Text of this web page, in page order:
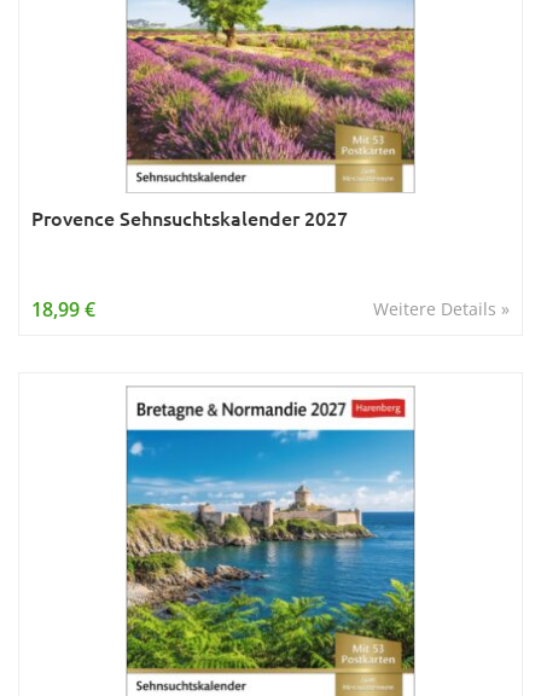
Provence Sehnsuchtskalender 2027
Weitere Details »
18,99 €